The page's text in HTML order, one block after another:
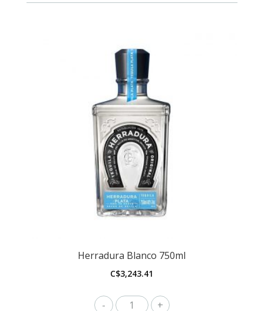
Herradura Blanco 750ml
C$3,243.41
Herradura